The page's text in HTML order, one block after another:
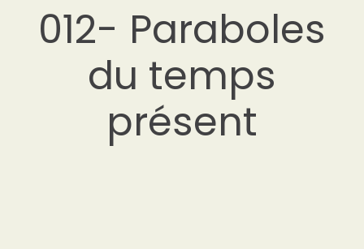
012- Paraboles
du temps
présent